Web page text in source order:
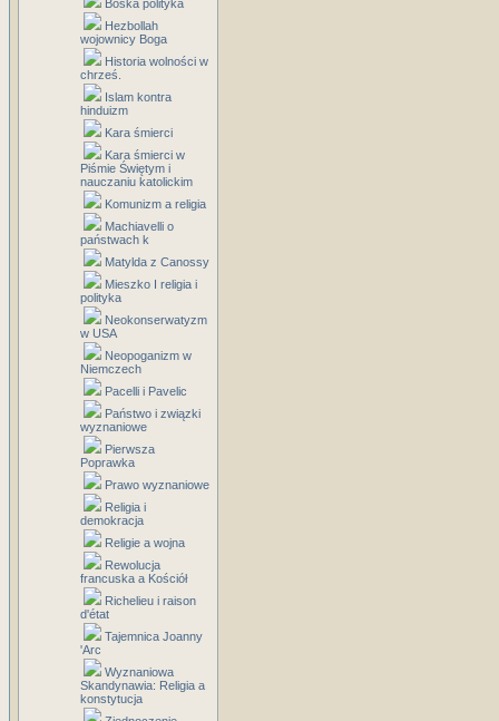
Boska polityka
Hezbollah
wojownicy Boga
Historia wolności w
chrześ.
Islam kontra
hinduizm
Kara śmierci
Kara śmierci w
Piśmie Świętym i
nauczaniu katolickim
Komunizm a religia
Machiavelli o
państwach k
Matylda z Canossy
Mieszko I religia i
polityka
Neokonserwatyzm
w USA
Neopoganizm w
Niemczech
Pacelli i Pavelic
Państwo i związki
wyznaniowe
Pierwsza
Poprawka
Prawo wyznaniowe
Religia i
demokracja
Religie a wojna
Rewolucja
francuska a Kościół
Richelieu i raison
d'état
Tajemnica Joanny
'Arc
Wyznaniowa
Skandynawia: Religia a
konstytucja